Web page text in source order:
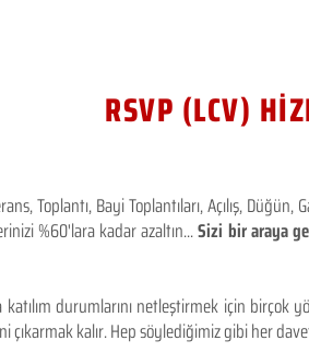
RSVP (LCV)
Toplantı, Bayi Toplantıları, Açılış,
%60'lara kadar azaltın...Sizi bir araya
durumlarını netleştirmek için birçok
kalır. Hep söylediğimiz gibi her